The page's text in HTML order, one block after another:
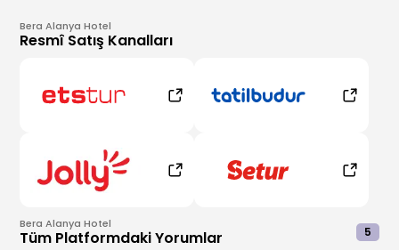
Bera Alanya Hotel
Resmî Satış Kanalları
Bera Alanya Hotel
Tüm Platformdaki Yorumlar 5